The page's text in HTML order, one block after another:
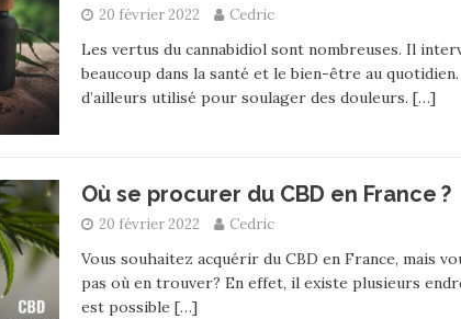
20 février 2022 Cedric
Les vertus du cannabidiol sont nombreuses. Il
beaucoup dans la santé et le bien-être au
d’ailleurs utilisé pour soulager des douleurs. […]
Où se procurer du CBD en France ?
20 février 2022 Cedric
Vous souhaitez acquérir du CBD en France, mais
pas où en trouver? En effet, il existe plusieurs
est possible […]